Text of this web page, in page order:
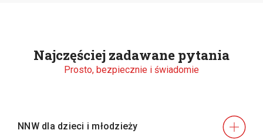
Najczęściej zadawane pytania
Prosto, bezpiecznie i świadomie
NNW dla dzieci i młodzieży